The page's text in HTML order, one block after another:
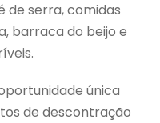
de serra, comidas
barraca do beijo e
única
de descontração